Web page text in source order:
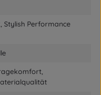
Stylish Performance